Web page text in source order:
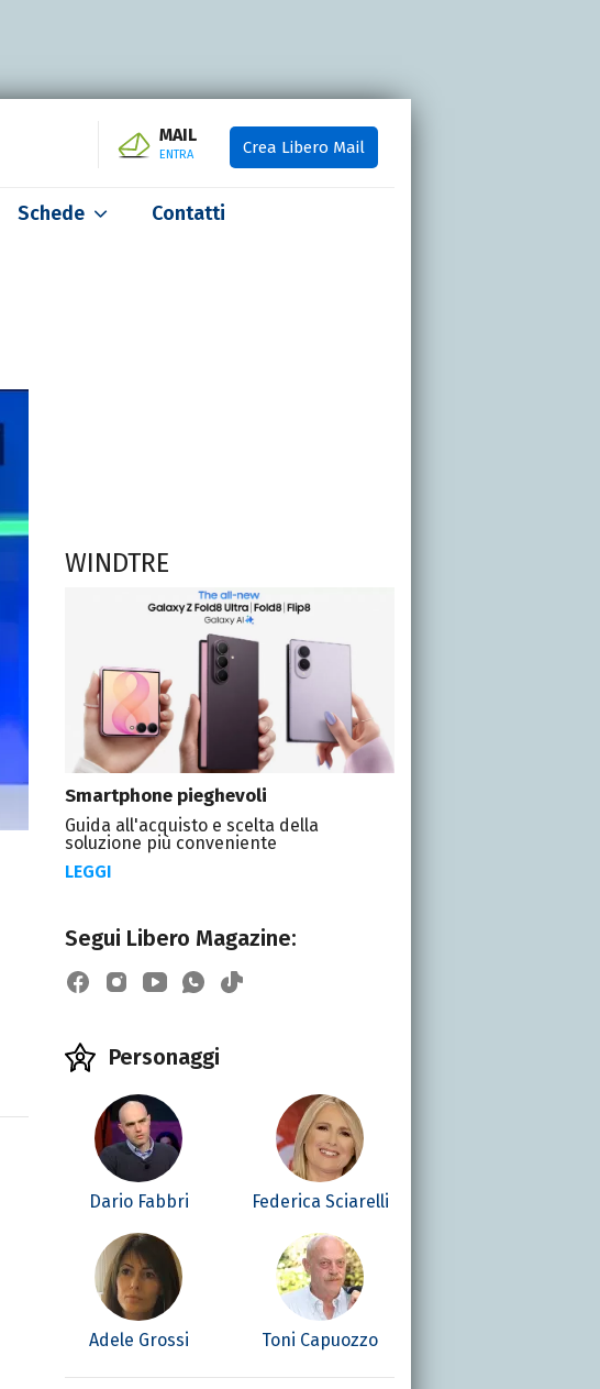
MAIL
ENTRA Crea Libero Mail
Schede Contatti
WINDTRE
Smartphone pieghevoli
Guida all'acquisto e scelta della
soluzione più conveniente
LEGGI
Segui Libero Magazine:
Personaggi
Dario Fabbri Federica Sciarelli
Adele Grossi Toni Capuozzo